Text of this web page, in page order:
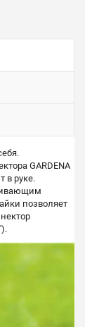
GARDENA
в руке.
позволяет